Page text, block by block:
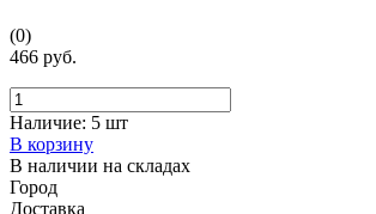
(0)
466 руб.
Наличие: 5 шт
В корзину
В наличии на складах
Город
Доставка